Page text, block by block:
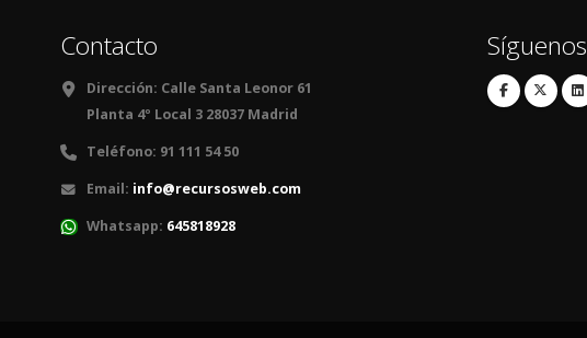
Contacto
Dirección: Calle Santa Leonor 61
Planta 4º Local 3 28037 Madrid
Teléfono: 91 111 54 50
Email: info@recursosweb.com
Whatsapp: 645818928
Síguenos